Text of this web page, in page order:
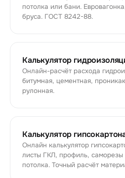
потолка или бани.
бруса. ГОСТ 8242-88.
Калькулятор
Онлайн-расчёт расхода
битумная, цементная,
рулонная.
Калькулятор
Онлайн калькулятор
листы ГКЛ, профиль, саморезы
потолка. Точный расчёт